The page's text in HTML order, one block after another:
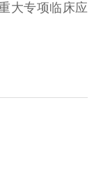
大专项临床应